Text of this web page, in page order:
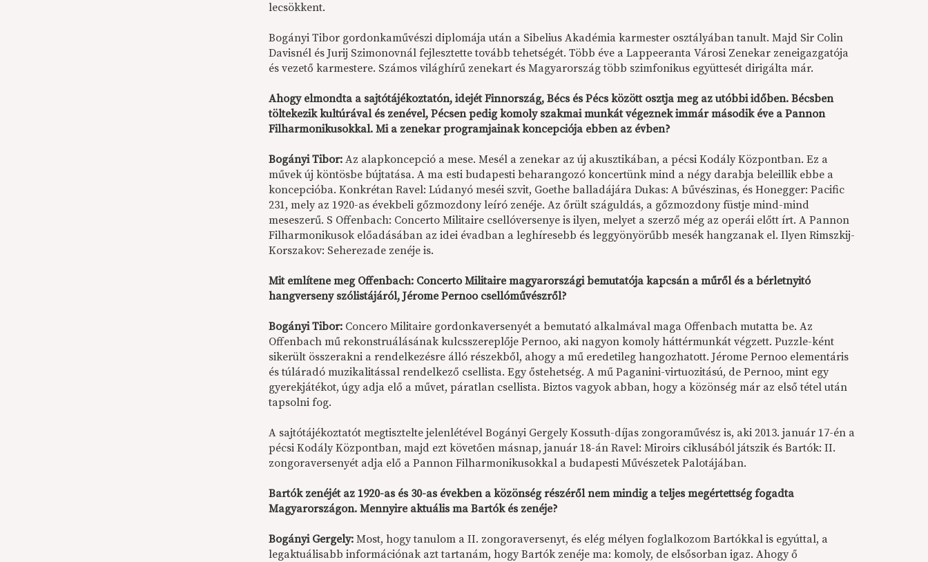
lecsökkent.
Bogányi Tibor gordonkaművészi diplomája után a Sibelius Akadémia karmester osztályában tanult. Majd Sir Colin
Davisnél és Jurij Szimonovnál fejlesztette tovább tehetségét. Több éve a Lappeeranta Városi Zenekar zeneigazgatója
és vezető karmestere. Számos világhírű zenekart és Magyarország több szimfonikus együttesét dirigálta már.
Ahogy elmondta a sajtótájékoztatón, idejét Finnország, Bécs és Pécs között osztja meg az utóbbi időben. Bécsben
töltekezik kultúrával és zenével, Pécsen pedig komoly szakmai munkát végeznek immár második éve a Pannon
Filharmonikusokkal. Mi a zenekar programjainak koncepciója ebben az évben?
Bogányi Tibor:Az alapkoncepció a mese. Mesél a zenekar az új akusztikában, a pécsi Kodály Központban. Ez a
művek új köntösbe bújtatása. A ma esti budapesti beharangozó koncertünk mind a négy darabja beleillik ebbe a
koncepcióba. Konkrétan Ravel: Lúdanyó meséi szvit, Goethe balladájára Dukas: A bűvészinas, és Honegger: Pacific
231, mely az 1920-as évekbeli gőzmozdony leíró zenéje. Az őrült száguldás, a gőzmozdony füstje mind-mind
meseszerű. S Offenbach: Concerto Militaire csellóversenye is ilyen, melyet a szerző még az operái előtt írt. A Pannon
Filharmonikusok előadásában az idei évadban a leghíresebb és leggyönyörűbb mesék hangzanak el. Ilyen Rimszkij-
Korszakov: Seherezade zenéje is.
Mit említene meg Offenbach: Concerto Militaire magyarországi bemutatója kapcsán a műről és a bérletnyitó
hangverseny szólistájáról, Jérome Pernoo csellóművészről?
Bogányi Tibor: Concero Militaire gordonkaversenyét a bemutató alkalmával maga Offenbach mutatta be. Az
Offenbach mű rekonstruálásának kulcsszereplője Pernoo, aki nagyon komoly háttérmunkát végzett. Puzzle-ként
sikerült összerakni a rendelkezésre álló részekből, ahogy a mű eredetileg hangozhatott. Jérome Pernoo elementáris
és túláradó muzikalitással rendelkező csellista. Egy őstehetség. A mű Paganini-virtuozitású, de Pernoo, mint egy
gyerekjátékot, úgy adja elő a művet, páratlan csellista. Biztos vagyok abban, hogy a közönség már az első tétel után
tapsolni fog.
A sajtótájékoztatót megtisztelte jelenlétével Bogányi Gergely Kossuth-díjas zongoraművész is, aki 2013. január 17-én a
pécsi Kodály Központban, majd ezt követően másnap, január 18-án Ravel: Miroirs ciklusából játszik és Bartók: II.
zongoraversenyét adja elő a Pannon Filharmonikusokkal a budapesti Művészetek Palotájában.
Bartók zenéjét az 1920-as és 30-as években a közönség részéről nem mindig a teljes megértettség fogadta
Magyarországon. Mennyire aktuális ma Bartók és zenéje?
Bogányi Gergely:Most, hogy tanulom a II. zongoraversenyt, és elég mélyen foglalkozom Bartókkal is egyúttal, a
legaktuálisabb információnak azt tartanám, hogy Bartók zenéje ma: komoly, de elsősorban igaz. Ahogy ő